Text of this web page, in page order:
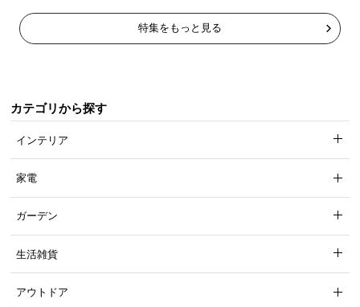
※単位は「ミリメートル」になります
特集をもっと見る
カテゴリから探す
インテリア
家電
ガーデン
生活雑貨
アウトドア